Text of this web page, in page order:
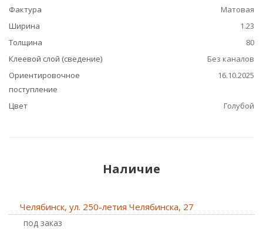
Фактура
Матовая
Ширина
1.23
Толщина
80
Клеевой слой (сведение)
Без каналов
Ориентировочное
поступление
16.10.2025
Цвет Голубой
Наличие
Челябинск, ул. 250-летия Челябинска, 27
Под заказ